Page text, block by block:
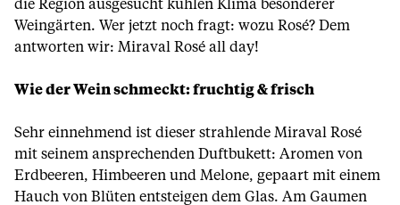
die Region ausgesucht kühlen Klima besonderer
Weingärten. Wer jetzt noch fragt: wozu Rosé? Dem
antworten wir: Miraval Rosé all day!
Wie der Wein schmeckt: fruchtig & frisch
Sehr einnehmend ist dieser strahlende Miraval Rosé
mit seinem ansprechenden Duftbukett: Aromen von
Erdbeeren, Himbeeren und Melone, gepaart mit einem
Hauch von Blüten entsteigen dem Glas. Am Gaumen